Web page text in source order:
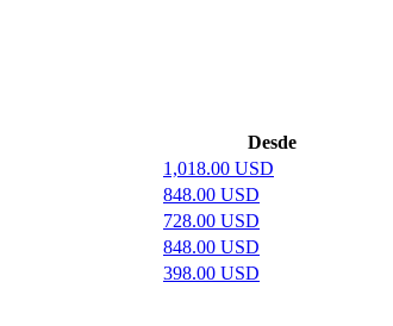
Desde
1,018.00 USD
848.00 USD
728.00 USD
848.00 USD
398.00 USD